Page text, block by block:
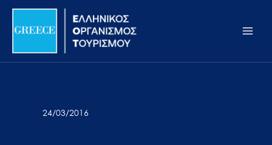
Σημείωση:
ιστότοπος
προσβασιμότητας.
Μετάβαση
περιεχόμενο
24/03/2016